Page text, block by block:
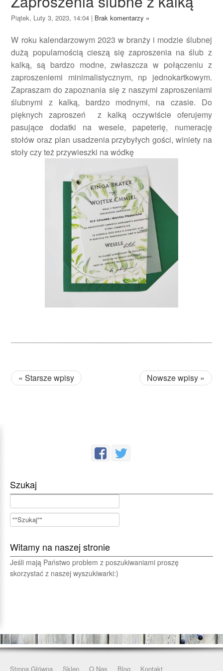
Piątek, Luty 3, 2023, 14:04 | Brak komentarzy »
W roku kalendarzowym 2023 w branży i modzie ślubnej
dużą popularnością cieszą się zaproszenia na ślub z
kalką, są bardzo modne, zwłaszcza w połączeniu z
zaproszeniemi minimalistycznym, np jednokartkowym.
Zapraszam do zapoznania się z naszymi zaproszeniami
ślubnymi z kalką, bardzo modnymi, na czasie. Do
pięknych zaproszeń z kalką oczywiście oferujemy
pasujące dodatki na wesele, papeterię, numerację
stołów oraz plan usadzenia przybyłych gości, winiety na
stoły czy też przywieszki na wódkę
« Starsze wpisy Nowsze wpisy »
Szukaj
Witamy na naszej stronie
Jeśli mają Państwo problem z poszukiwaniami proszę
skorzystać z naszej wyszukiwarki:)
Strona Główna Sklep O Nas Blog Kontakt